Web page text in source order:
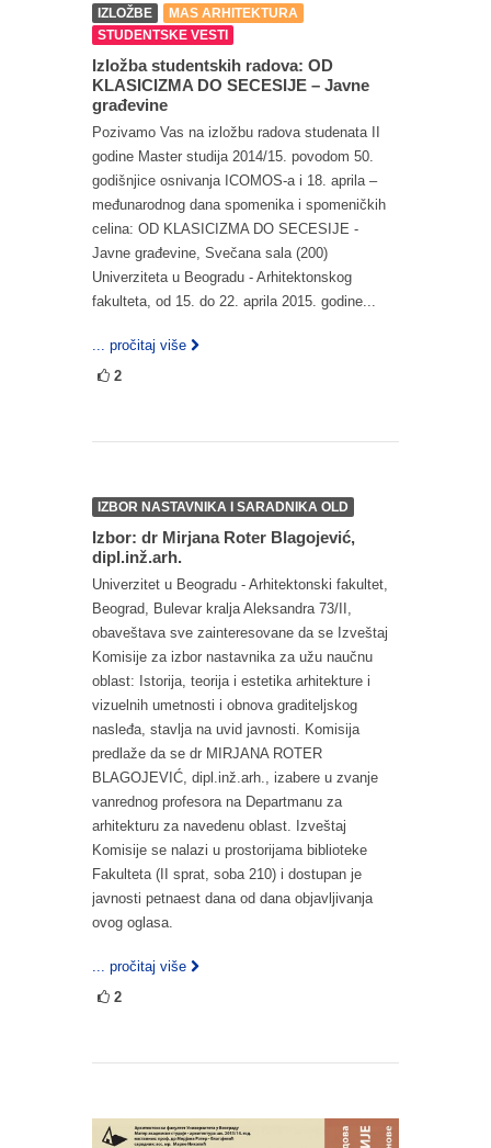
IZLOŽBE
MAS ARHITEKTURA
STUDENTSKE VESTI
Izložba studentskih radova: OD
KLASICIZMA DO SECESIJE – Javne
građevine
Pozivamo Vas na izložbu radova studenata II
godine Master studija 2014/15. povodom 50.
godišnjice osnivanja ICOMOS-a i 18. aprila –
međunarodnog dana spomenika i spomeničkih
celina: OD KLASICIZMA DO SECESIJE -
Javne građevine, Svečana sala (200)
Univerziteta u Beogradu - Arhitektonskog
fakulteta, od 15. do 22. aprila 2015. godine...
... pročitaj više
2
IZBOR NASTAVNIKA I SARADNIKA OLD
Izbor: dr Mirjana Roter Blagojević,
dipl.inž.arh.
Univerzitet u Beogradu - Arhitektonski fakultet,
Beograd, Bulevar kralja Aleksandra 73/II,
obaveštava sve zainteresovane da se Izveštaj
Komisije za izbor nastavnika za užu naučnu
oblast: Istorija, teorija i estetika arhitekture i
vizuelnih umetnosti i obnova graditeljskog
nasleđa, stavlja na uvid javnosti. Komisija
predlaže da se dr MIRJANA ROTER
BLAGOJEVIĆ, dipl.inž.arh., izabere u zvanje
vanrednog profesora na Departmanu za
arhitekturu za navedenu oblast. Izveštaj
Komisije se nalazi u prostorijama biblioteke
Fakulteta (II sprat, soba 210) i dostupan je
javnosti petnaest dana od dana objavljivanja
ovog oglasa.
... pročitaj više
2